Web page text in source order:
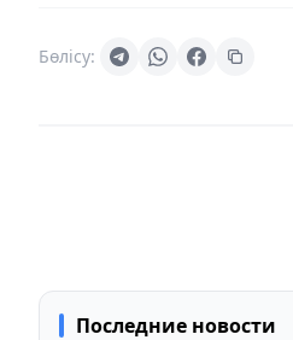
Бөлісу:
Последние новости